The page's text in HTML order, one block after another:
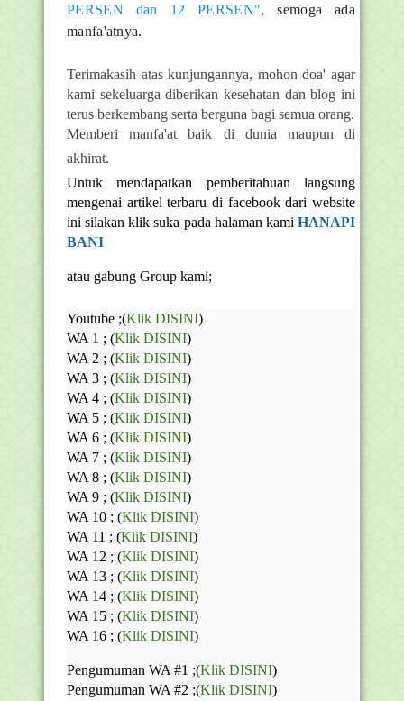
PERSEN dan 12 PERSEN", semoga ada
manfa'atnya.
Terimakasih atas kunjungannya, mohon doa' agar
kami sekeluarga diberikan kesehatan dan blog ini
terus berkembang serta berguna bagi semua orang.
Memberi manfa'at baik di dunia maupun di
akhirat.
Untuk mendapatkan pemberitahuan langsung
mengenai artikel terbaru di facebook dari website
ini silakan klik suka pada halaman kami HANAPI
BANI
atau gabung Group kami;
Youtube ;(Klik DISINI)
WA 1 ; (Klik DISINI)
WA 2 ; (Klik DISINI)
WA 3 ; (Klik DISINI)
WA 4 ; (Klik DISINI)
WA 5 ; (Klik DISINI)
WA 6 ; (Klik DISINI)
WA 7 ; (Klik DISINI)
WA 8 ; (Klik DISINI)
WA 9 ; (Klik DISINI)
WA 10 ; (Klik DISINI)
WA 11 ; (Klik DISINI)
WA 12 ; (Klik DISINI)
WA 13 ; (Klik DISINI)
WA 14 ; (Klik DISINI)
WA 15 ; (Klik DISINI)
WA 16 ; (Klik DISINI)
Pengumuman WA #1 ;(Klik DISINI)
Pengumuman WA #2 ;(Klik DISINI)